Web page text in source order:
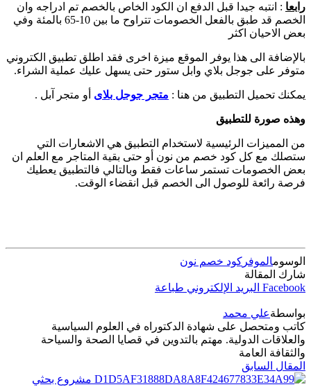
رابعا : انتبه جيدا قبل الدفع ان الكود الخاص بالخصم تم ادراجه وان
الخصم قد طبق بالفعل الخصومات تتراوح ما بين 10-65 بالمئة وفي
بعض الاحيان اكثر
بالإضافة الى هذا يوفر الموقع ميزة اخرى فقد اطلق تطبيق الكتروني
متوفر على جوجل بلاي وابل ستور حتى يسهل عليك عملية الشراء.
يمكنك تحميل التطبيق من هنا : متجر جوجل بلاى أو متجر آبل .
وهذه صورة للتطبيق
من المميزات الرئيسية لاستخدام التطبيق هي الاشعارات التي
ستصلك مع كل كود خصم من نون أو حتى بقية المتاجر مع العلم ان
بعض الخصومات تستمر ساعات فقط وبالتالي فالتطبيق يعطيك
فرصة رائعة للوصول الى الخصم قبل انقضاء الوقت.
الوسومالموفر كود خصم نون
شارك المقالة
Facebook البريد الإلكتروني طباعة
بواسطةعلي محمد
كاتب ومتحصل على شهادة الدكتوراه في العلوم السياسية
والعلاقات الدولية. مهتم بالتدوين في قصايا الصحة والسياحة
والثقافة العامة
المقال السابق